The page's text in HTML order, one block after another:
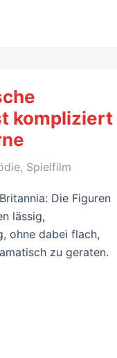
kompliziert
, Spielfilm
Die Figuren
lässig,
ohne dabei flach,
zu geraten.